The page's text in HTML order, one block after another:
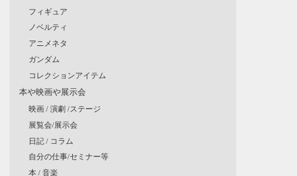
フィギュア
ノベルティ
アニメネタ
ガンダム
コレクションアイテム
本や映画や展示会
映画 / 演劇 /ステージ
展覧会/展示会
日記 / コラム
自分の仕事/セミナー等
本 / 音楽